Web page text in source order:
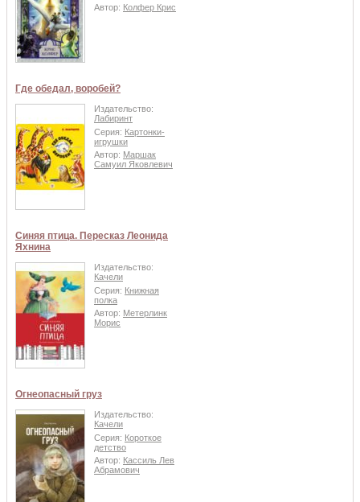
Автор: Колфер Крис
Где обедал, воробей?
Издательство:
Лабиринт
Серия: Картонки-
игрушки
Автор: Маршак
Самуил Яковлевич
Синяя птица. Пересказ Леонида
Яхнина
Издательство:
Качели
Серия: Книжная
полка
Автор: Метерлинк
Морис
Огнеопасный груз
Издательство:
Качели
Серия: Короткое
детство
Автор: Кассиль Лев
Абрамович